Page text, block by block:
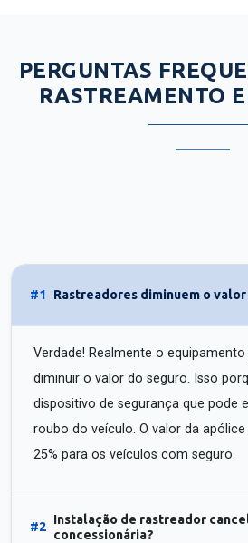
PERGUNTAS
RASTREAMENTO
#1 Rastreadores diminuem o
Verdade! Realmente o
diminuir o valor do seguro. Isso
dispositivo de segurança que pode
roubo do veículo. O valor da
25% para os veículos com seguro.
#2
Instalação de rastreador
concessionária?